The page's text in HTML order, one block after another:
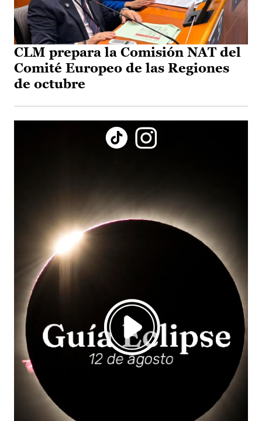
CLM prepara la Comisión NAT del
Comité Europeo de las Regiones
de octubre